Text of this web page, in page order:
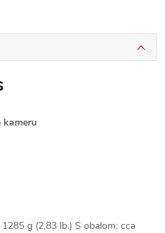
kameru
g (2,83 lb.) S obalom: cca